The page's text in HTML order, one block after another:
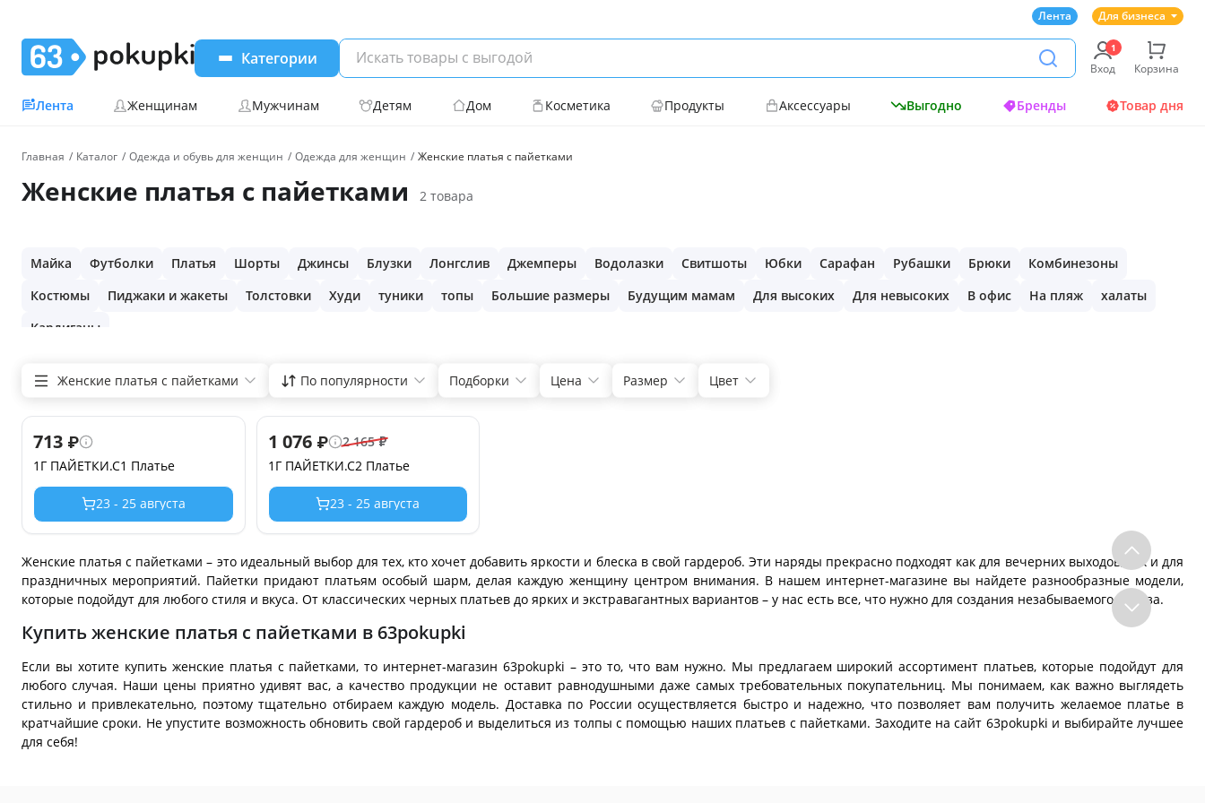
Лента Для бизнеса
Категории
Вход Корзина
Лента Женщинам Мужчинам Детям Дом Косметика Продукты Аксессуары Выгодно Бренды Товар дня
Главная Каталог Одежда и обувь для женщин Одежда для женщин Женские платья с пайетками
Женские платья с пайетками 2 товара
Майка Футболки Платья Шорты Джинсы Блузки Лонгслив Джемперы Водолазки Свитшоты Юбки Сарафан Рубашки Брюки
Комбинезоны
Костюмы
Пиджаки и жакеты Толстовки Худи туники топы Большие размеры Будущим мамам Для высоких Для невысоких В офис На пляж
халаты
Кардиганы
Женские платья с пайетками По популярности Подборки Цена Размер Цвет
713 ₽
1Г ПАЙЕТКИ.С1 Платье
23 - 25 августа
1 076₽ 2 165₽
1Г ПАЙЕТКИ.С2 Платье
23 - 25 августа
Женские платья с пайетками – это идеальный выбор для тех, кто хочет добавить яркости и блеска в свой гардероб. Эти наряды прекрасно подходят как для вечерних выходов, так и для
праздничных мероприятий. Пайетки придают платьям особый шарм, делая каждую женщину центром внимания. В нашем интернет-магазине вы найдете разнообразные модели,
которые подойдут для любого стиля и вкуса. От классических черных платьев до ярких и экстравагантных вариантов – у нас есть все, что нужно для создания незабываемого образа.
Купить женские платья с пайетками в 63pokupki
Если вы хотите купить женские платья с пайетками, то интернет-магазин 63pokupki – это то, что вам нужно. Мы предлагаем широкий ассортимент платьев, которые подойдут для
любого случая. Наши цены приятно удивят вас, а качество продукции не оставит равнодушными даже самых требовательных покупательниц. Мы понимаем, как важно выглядеть
стильно и привлекательно, поэтому тщательно отбираем каждую модель. Доставка по России осуществляется быстро и надежно, что позволяет вам получить желаемое платье в
кратчайшие сроки. Не упустите возможность обновить свой гардероб и выделиться из толпы с помощью наших платьев с пайетками. Заходите на сайт 63pokupki и выбирайте лучшее
для себя!